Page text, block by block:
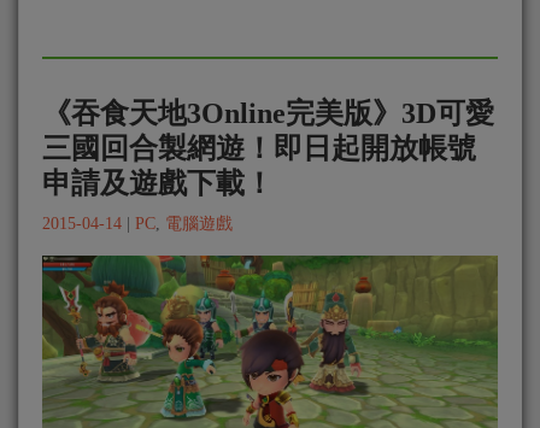
《吞食天地3Online完美版》3D可愛
三國回合製網遊！即日起開放帳號
申請及遊戲下載！
2015-04-14 | PC 電腦遊戲